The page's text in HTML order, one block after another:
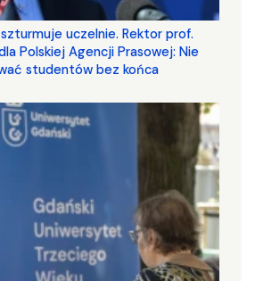
uczelnie. Rektor prof.
Polskiej Agencji Prasowej: Nie
studentów bez końca